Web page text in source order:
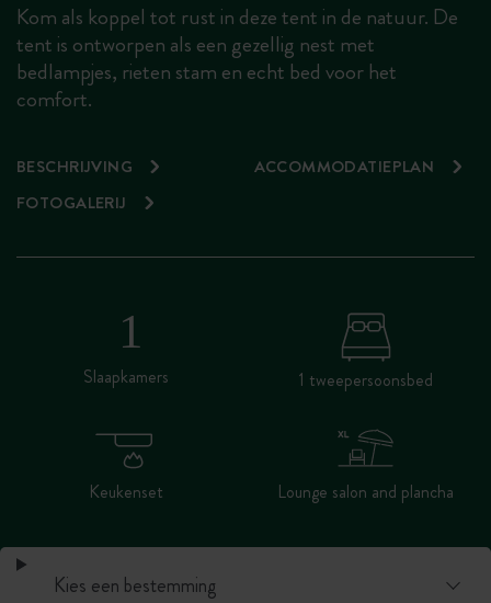
Kom als koppel tot rust in deze tent in de natuur. De
tent is ontworpen als een gezellig nest met
bedlampjes, rieten stam en echt bed voor het
comfort.
BESCHRIJVING
ACCOMMODATIEPLAN
FOTOGALERIJ
Slaapkamers 1 tweepersoonsbed
Keukenset Lounge salon and plancha